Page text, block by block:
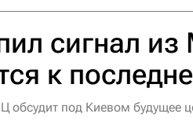
сигнал
к
обсудит под Киевом будущее